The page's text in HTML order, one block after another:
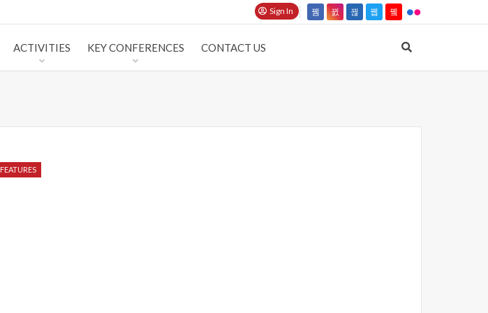
Sign In
ACTIVITIES KEY CONFERENCES CONTACT US
FEATURES
FEATURES
FEATURES
FEATURES
FEATURES